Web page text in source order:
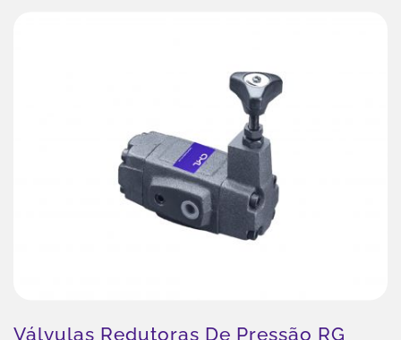
Válvulas Redutoras De Pressão RG